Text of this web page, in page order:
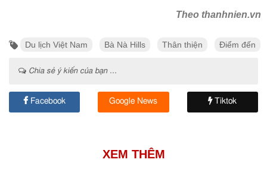
Theo thanhnien.vn
Du lịch Việt Nam Bà Nà Hills Thân thiện Điểm đến
Chia sẻ ý kiến của bạn ...
Facebook Google News Tiktok
XEM THÊM